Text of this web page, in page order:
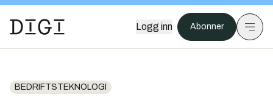
Logg inn Abonner
BEDRIFTSTEKNOLOGI